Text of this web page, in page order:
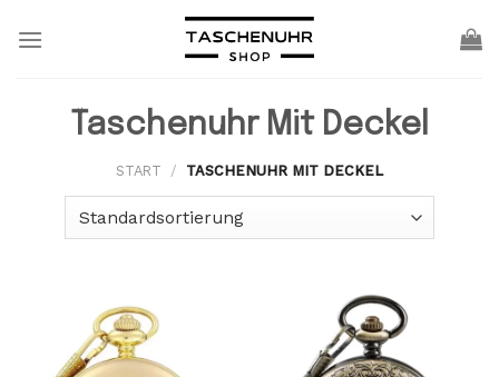
Taschenuhr Mit Deckel
START / TASCHENUHR MIT DECKEL